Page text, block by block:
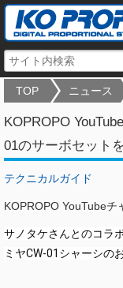
TOP ニュース
KOPROPO
01のサーボセット
テクニカルガイド
KOPROPO YouTubeチ
サノタケさんとのコラ
ミヤCW-01シャーシの